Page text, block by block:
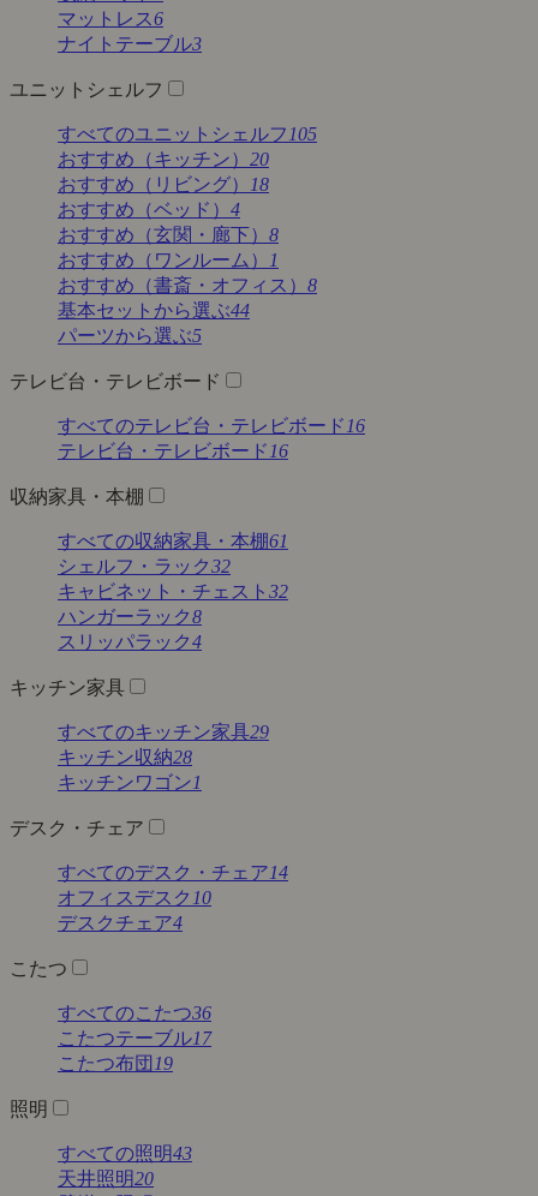
マットレス6
ナイトテーブル3
ユニットシェルフ
すべてのユニットシェルフ 105
おすすめ（キッチン） 20
おすすめ（リビング）
18
おすすめ（ベッド） 4
おすすめ（玄関・廊下） 8
おすすめ（ワンルーム）
1
おすすめ（書斎・オフィス） 8
基本セットから選ぶ44
パーツから選ぶ5
テレビ台・テレビボード
すべてのテレビ台・テレビボード 16
テレビ台・テレビボード 16
収納家具・本棚
すべての収納家具・本棚61
シェルフ・ラック32
キャビネット・チェスト 32
ハンガーラック8
スリッパラック4
キッチン家具
すべてのキッチン家具29
キッチン収納28
キッチンワゴン1
デスク・チェア
すべてのデスク・チェア14
オフィスデスク 10
デスクチェア4
こたつ
すべてのこたつ36
こたつテーブル17
こたつ布団 19
照明
すべての照明43
天井照明20